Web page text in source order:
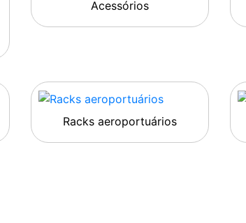
Acessórios
Racks aeroportuários